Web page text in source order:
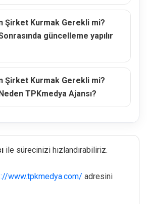
Şirket Kurmak Gerekli mi?
güncelleme yapılır
Şirket Kurmak Gerekli mi?
TPKmedya Ajansı?
ile sürecinizi hızlandırabiliriz.
www.tpkmedya.com/ adresini